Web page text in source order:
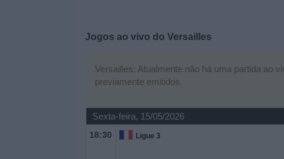
Jogos ao vivo do Versailles
Versailles: Atualmente não há uma partida ao
previamente emitidos.
Sexta-feira, 15/05/2026
18:30 Ligue 3